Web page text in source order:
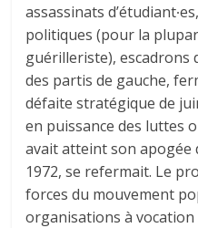
assassinats
politiques (pour la
guérilleriste), escadrons
des partis de gauche,
défaite stratégique de
en puissance des luttes
avait atteint son apogée
1972, se refermait. Le
forces du mouvement
organisations à